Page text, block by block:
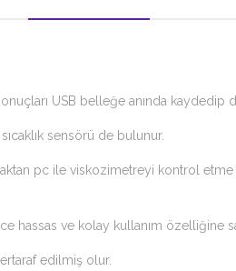
USB belleğe anında kaydedip
sensörü de bulunur.
pc ile viskozimetreyi kontrol
hassas ve kolay kullanım özelliğine
edilmiş olur.